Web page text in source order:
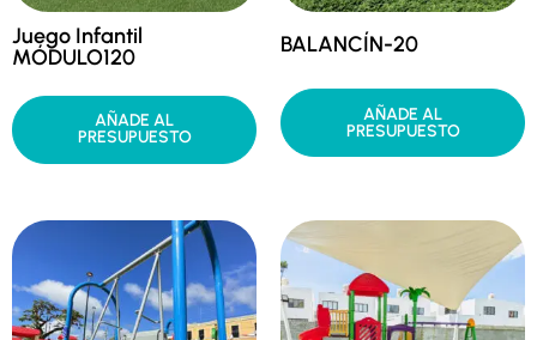
Juego Infantil
MÓDULO120
AÑADE AL
PRESUPUESTO
BALANCÍN-20
AÑADE AL
PRESUPUESTO